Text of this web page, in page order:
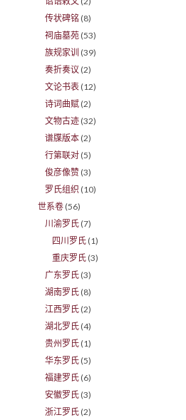
传状碑铭 (8)
祠庙墓苑 (53)
族规家训 (39)
奏折奏议 (2)
文论书表 (12)
诗词曲赋 (2)
文物古迹 (32)
谱牒版本 (2)
行第联对 (5)
俊彦像赞 (3)
罗氏组织 (10)
世系卷 (56)
川渝罗氏 (7)
四川罗氏 (1)
重庆罗氏 (3)
广东罗氏 (3)
湖南罗氏 (8)
江西罗氏 (2)
湖北罗氏 (4)
贵州罗氏 (1)
华东罗氏 (5)
福建罗氏 (6)
安徽罗氏 (3)
浙江罗氏 (2)